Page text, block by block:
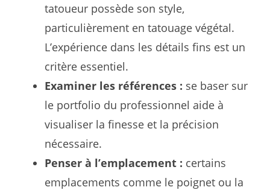
tatoueur possède son style,
particulièrement en tatouage végétal.
L’expérience dans les détails fins est un
critère essentiel.
Examiner les références : se baser sur
le portfolio du professionnel aide à
visualiser la finesse et la précision
nécessaire.
Penser à l’emplacement : certains
emplacements comme le poignet ou la